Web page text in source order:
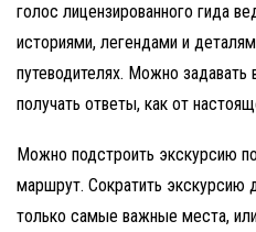
голос лицензированного гида
историями, легендами и
путеводителях. Можно задавать
получать ответы, как от
Можно подстроить экскурсию
маршрут. Сократить экскурсию
только самые важные места,